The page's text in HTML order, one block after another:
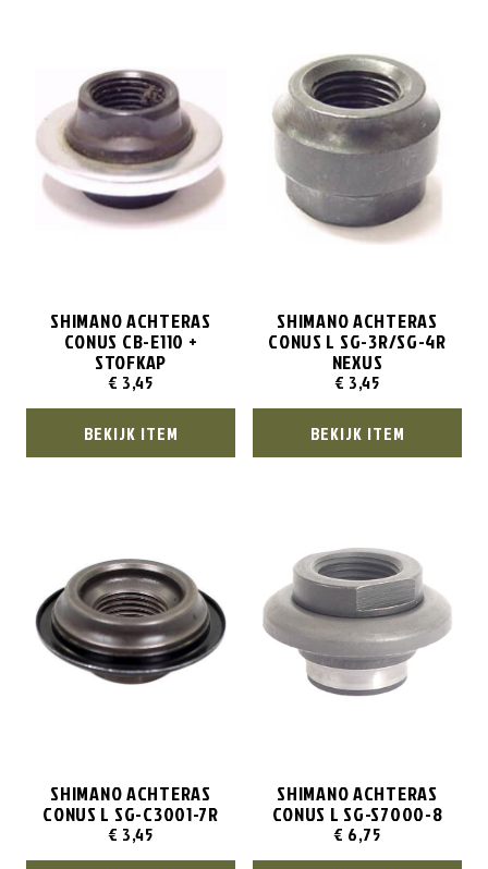
SHIMANO ACHTERAS
CONUS CB-E110 +
STOFKAP
€ 3,45
BEKIJK ITEM
SHIMANO ACHTERAS
CONUS L SG-3R/SG-4R
NEXUS
€ 3,45
BEKIJK ITEM
SHIMANO ACHTERAS
CONUS L SG-C3001-7R
€ 3,45
SHIMANO ACHTERAS
CONUS L SG-S7000-8
€ 6,75